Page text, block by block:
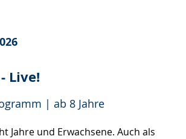
Live!
| ab 8 Jahre
Jahre und Erwachsene. Auch als